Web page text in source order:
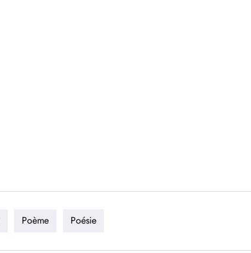
Poème Poésie